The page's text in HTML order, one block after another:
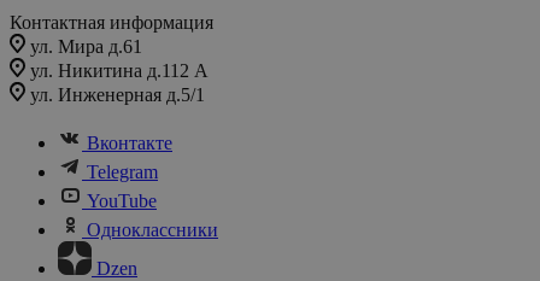
Контактная информация
ул. Мира д.61
ул. Никитина д.112 А
ул. Инженерная д.5/1
Вконтакте
Telegram
YouTube
Одноклассники
Dzen